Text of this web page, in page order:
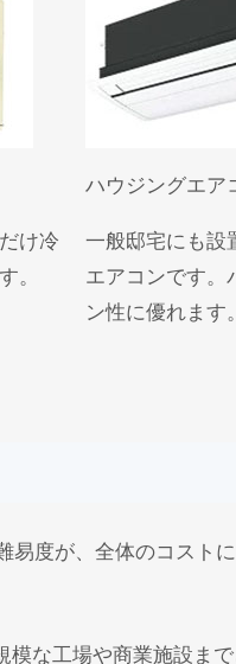
け冷
。
ハウジングエア
一般邸宅にも設
エアコンです。
ン性に優れます。
度が、全体のコスト
な工場や商業施設ま